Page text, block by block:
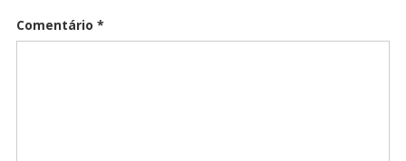
Comentário *